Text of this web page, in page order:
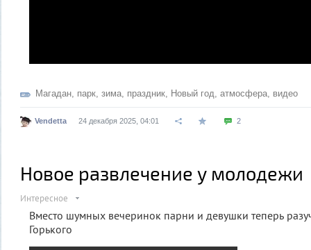
Магадан парк зима праздник Новый год атмосфера видео
Vendetta 24 декабря 2025, 04:01 2
Новое развлечение у молодежи
Интересное
Вместо шумных вечеринок парни и девушки теперь
Горького